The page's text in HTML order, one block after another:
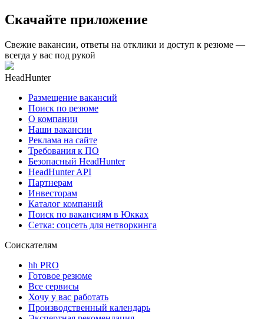
Скачайте приложение
Свежие вакансии, ответы на отклики и доступ к резюме —
всегда у вас под рукой
HeadHunter
Размещение вакансий
Поиск по резюме
О компании
Наши вакансии
Реклама на сайте
Требования к ПО
Безопасный HeadHunter
HeadHunter API
Партнерам
Инвесторам
Каталог компаний
Поиск по вакансиям в Юкках
Сетка: соцсеть для нетворкинга
Соискателям
hh PRO
Готовое резюме
Все сервисы
Хочу у вас работать
Производственный календарь